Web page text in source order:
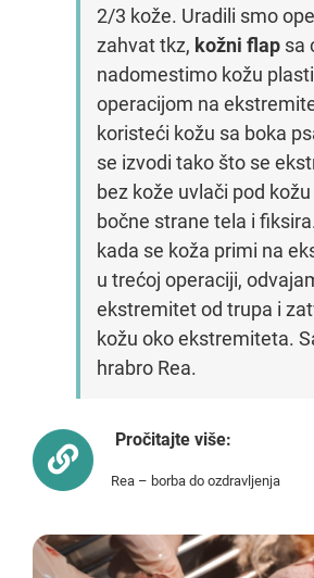
2/3 kože. Uradili smo
zahvat tkz, kožni flap sa
nadomestimo kožu
operacijom na
koristeći kožu sa boka
se izvodi tako što se
bez kože uvlači pod
bočne strane tela i
kada se koža primi na
u trećoj operaciji,
ekstremitet od trupa i
kožu oko ekstremiteta.
hrabro Rea.
Pročitajte više:
Rea – borba do ozdravljenja